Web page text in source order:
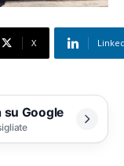
X
Google